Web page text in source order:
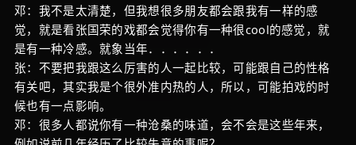
邓：我不是太清楚，但我想很多朋友都会跟我有一样的感
觉，就是看张国荣的戏都会觉得你有一种很cool的感觉，就
是有一种冷感。就象当年．．．．．．
张：不要把我跟这么厉害的人一起比较，可能跟自己的性格
有关吧，其实我是个很外准内热的人，所以，可能拍戏的时
候也有一点影响。
邓：很多人都说你有一种沧桑的味道，会不会是这些年来，